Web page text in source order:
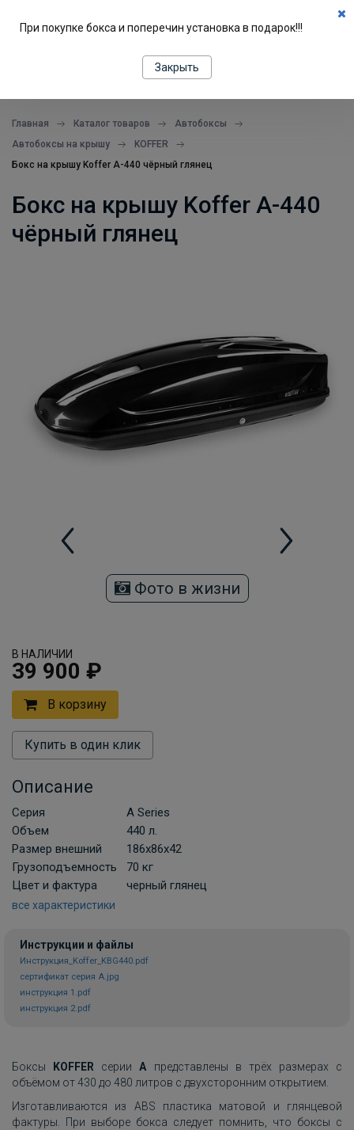
Главная Каталог товаров
Автобоксы
Автобоксы на крышу
KOFFER
Бокс на крышу Koffer А-440 чёрный глянец
Бокс на крышу Koffer А-440
чёрный глянец
Фото в жизни
В НАЛИЧИИ
39 900 ₽
В корзину
Купить в один клик
Описание
Серия
A Series
Объем
440 л.
Размер внешний
186х86х42
Грузоподъемность
70 кг
Цвет и фактура
черный глянец
все характеристики
Инструкции и файлы
Инструкция_Koffer_KBG440.pdf
сертификат серия А.jpg
инструкция 1.pdf
инструкция 2.pdf
Боксы KOFFER серии A представлены в трёх размерах с
объёмом от 430 до 480 литров с двухсторонним открытием.
Изготавливаются из ABS пластика матовой и глянцевой
фактуры. При выборе бокса следует помнить, что боксы с
При покупке бокса и поперечин установка в подарок!!!
Закрыть